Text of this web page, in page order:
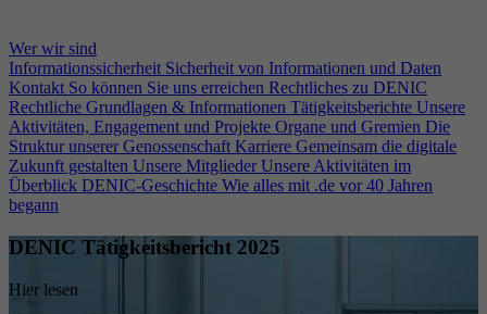
Wer wir sind
Informationssicherheit Sicherheit von Informationen und Daten
Kontakt So können Sie uns erreichen Rechtliches zu DENIC
Rechtliche Grundlagen & Informationen Tätigkeitsberichte Unsere
Aktivitäten, Engagement und Projekte Organe und Gremien Die
Struktur unserer Genossenschaft Karriere Gemeinsam die digitale
Zukunft gestalten Unsere Mitglieder Unsere Aktivitäten im
Überblick DENIC-Geschichte Wie alles mit .de vor 40 Jahren
begann
DENIC Tätigkeitsbericht 2025
Hier lesen